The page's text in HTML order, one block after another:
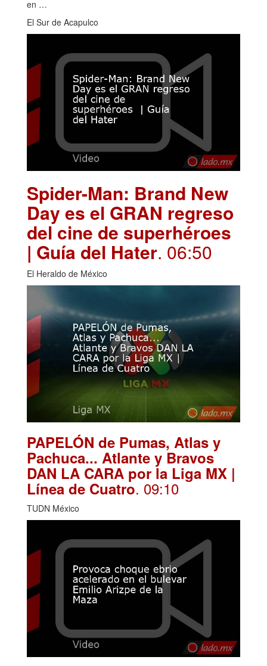
en …
El Sur de Acapulco
Spider-Man: Brand New
Day es el GRAN regreso
del cine de superhéroes
| Guía del Hater. 06:50
El Heraldo de México
PAPELÓN de Pumas, Atlas y
Pachuca... Atlante y Bravos
DAN LA CARA por la Liga MX |
Línea de Cuatro. 09:10
TUDN México